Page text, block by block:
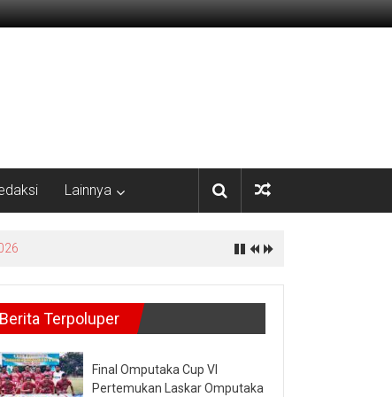
Lainnya
Berita Terpoluper
Final Omputaka Cup VI
Pertemukan Laskar Omputaka